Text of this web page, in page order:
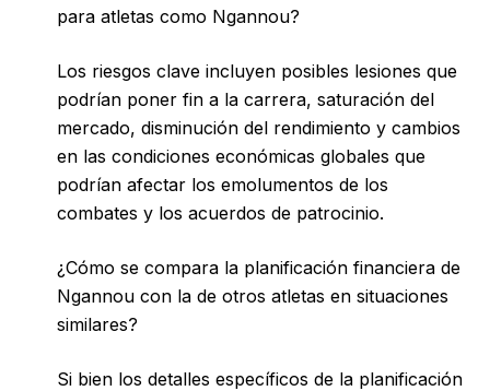
para atletas como Ngannou?
Los riesgos clave incluyen posibles lesiones que
podrían poner fin a la carrera, saturación del
mercado, disminución del rendimiento y cambios
en las condiciones económicas globales que
podrían afectar los emolumentos de los
combates y los acuerdos de patrocinio.
¿Cómo se compara la planificación financiera de
Ngannou con la de otros atletas en situaciones
similares?
Si bien los detalles específicos de la planificación